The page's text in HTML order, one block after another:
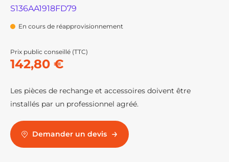
S136AA1918FD79
En cours de réapprovisionnement
Prix public conseillé (TTC)
142,80 €
Les pièces de rechange et accessoires doivent être
installés par un professionnel agréé.
Demander un devis